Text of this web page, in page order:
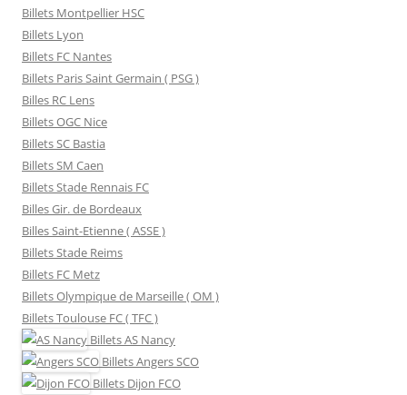
Billets Montpellier HSC
Billets Lyon
Billets FC Nantes
Billets Paris Saint Germain ( PSG )
Billes RC Lens
Billets OGC Nice
Billets SC Bastia
Billets SM Caen
Billets Stade Rennais FC
Billes Gir. de Bordeaux
Billes Saint-Etienne ( ASSE )
Billets Stade Reims
Billets FC Metz
Billets Olympique de Marseille ( OM )
Billets Toulouse FC ( TFC )
BilletsAS Nancy
BilletsAngers SCO
Billets Dijon FCO